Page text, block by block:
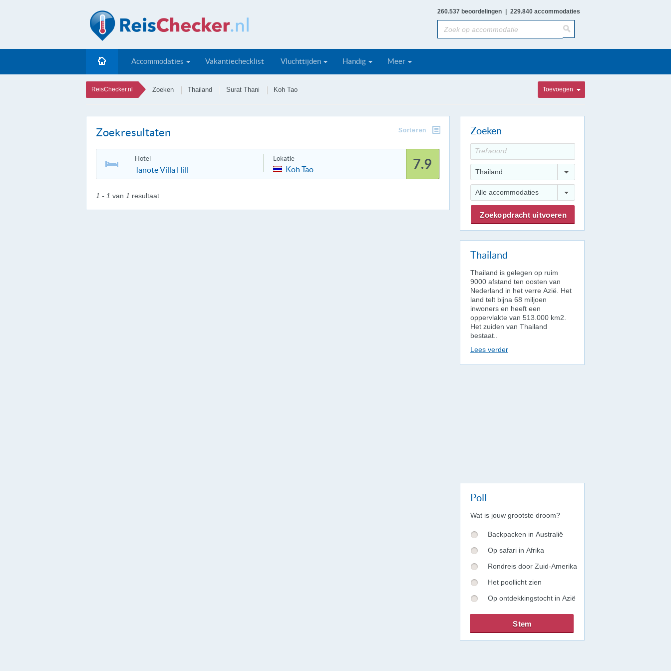
260.537 beoordelingen 229.840 accommodaties
Accommodaties Vakantiechecklist Vluchttijden Handig Meer
ReisChecker.nl Zoeken Thailand Surat Thani Koh Tao Toevoegen
Zoekresultaten Sorteren
Hotel
Tanote Villa Hill
Lokatie
Koh Tao 7.9
1 - 1 van 1 resultaat
Zoeken
Thailand
Alle accommodaties
Thailand
Thailand is gelegen op ruim
9000 afstand ten oosten van
Nederland in het verre Azië. Het
land telt bijna 68 miljoen
inwoners en heeft een
oppervlakte van 513.000 km2.
Het zuiden van Thailand
bestaat..
Lees verder
Poll
Wat is jouw grootste droom?
Backpacken in Australië
Op safari in Afrika
Rondreis door Zuid-Amerika
Het poollicht zien
Op ontdekkingstocht in Azië